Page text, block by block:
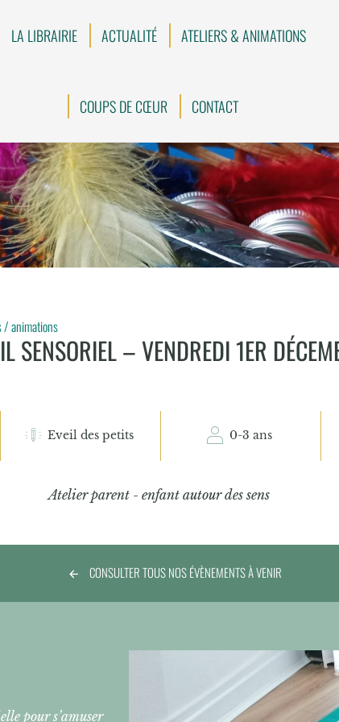
LA LIBRAIRIE ACTUALITÉ ATELIERS & ANIMATIONS
COUPS DE CŒUR CONTACT
/ animations
SENSORIEL – VENDREDI 1ER
Eveil des petits 0-3 ans
Atelier parent - enfant autour des sens
CONSULTER TOUS NOS ÉVÈNEMENTS À VENIR
pour s’amuser